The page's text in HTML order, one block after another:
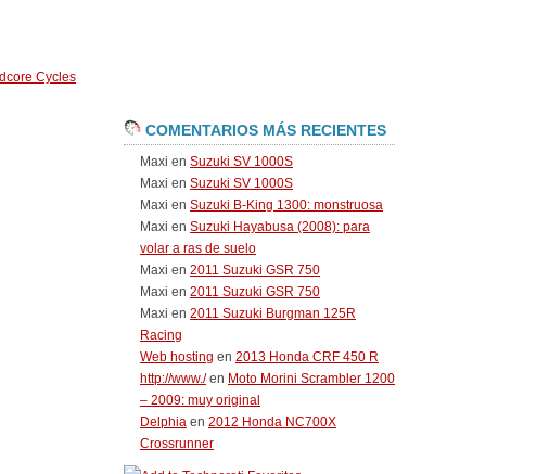
Cycles
COMENTARIOS MÁS RECIENTES
Maxi en Suzuki SV 1000S
Maxi en Suzuki SV 1000S
Maxi en Suzuki B-King 1300: monstruosa
Maxi en Suzuki Hayabusa (2008): para
volar a ras de suelo
Maxi en 2011 Suzuki GSR 750
Maxi en 2011 Suzuki GSR 750
Maxi en 2011 Suzuki Burgman 125R
Racing
Web hosting en 2013 Honda CRF 450 R
http://www./en Moto Morini Scrambler 1200
– 2009: muy original
Delphia en 2012 Honda NC700X
Crossrunner